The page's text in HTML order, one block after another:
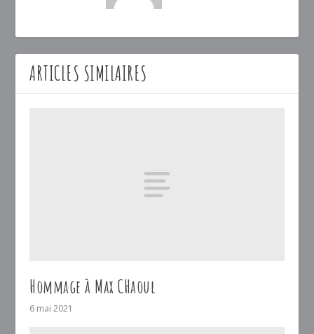
ARTICLES SIMILAIRES
Hommage à Max CHaoul
6 mai 2021